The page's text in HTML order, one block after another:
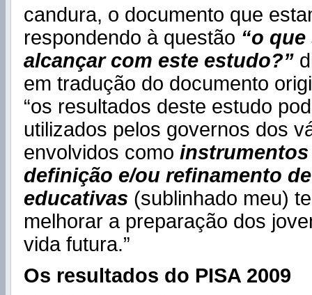
candura, o documento que
respondendo à questão “o que
alcançar com este estudo?”
em tradução do documento
“os resultados deste estudo
utilizados pelos governos dos
envolvidos como
definição e/ou refinamento
educativas (sublinhado meu)
melhorar a preparação dos
vida futura.”
Os resultados do PISA 2009